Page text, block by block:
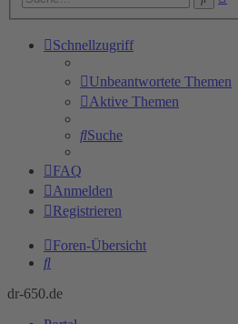
Schnellzugriff
Unbeantwortete Themen
Aktive Themen
Suche
FAQ
Anmelden
Registrieren
Foren-Übersicht
Suche
dr-650.de